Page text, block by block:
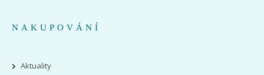
NAKUPOVÁNÍ
Aktuality